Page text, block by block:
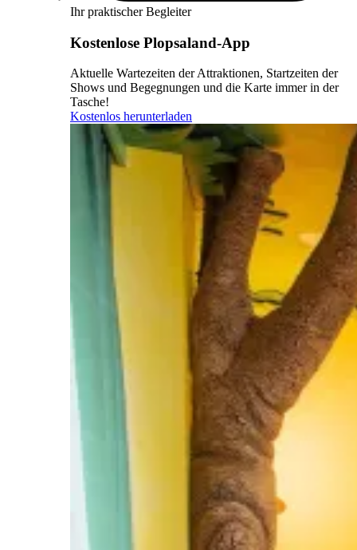
Ihr praktischer Begleiter
Kostenlose Plopsaland-App
Aktuelle Wartezeiten der Attraktionen, Startzeiten der
Shows und Begegnungen und die Karte immer in der
Tasche!
Kostenlos herunterladen